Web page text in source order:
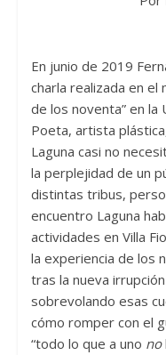
En junio de 2019
charla realizada en el
de los noventa” en la
Poeta, artista
Laguna casi no
la perplejidad de un
distintas tribus,
encuentro Laguna
actividades en Villa
la experiencia de los
tras la nueva
sobrevolando esas
cómo romper con el
“todo lo que a uno no